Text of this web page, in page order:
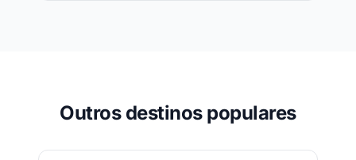
Outros destinos populares